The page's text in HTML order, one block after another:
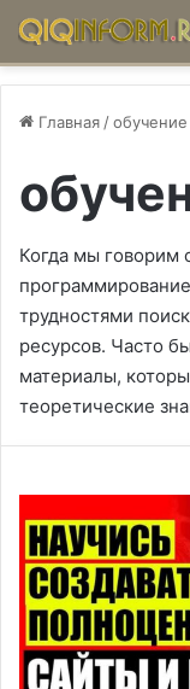
Главная /обучение
Когда мы говорим
трудностями
ресурсов. Часто
материалы,
теоретические